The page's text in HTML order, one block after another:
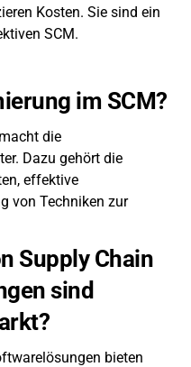
Kosten. Sie sind ein
SCM.
im SCM?
die
Dazu gehört die
effektive
von Techniken zur
Supply Chain
sind
bieten